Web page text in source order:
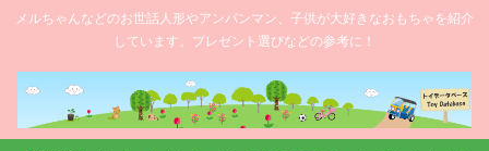
メルちゃんなどのお世話人形やアンパンマン、子供が大好きなおもちゃを紹介
しています。プレゼント選びなどの参考に！